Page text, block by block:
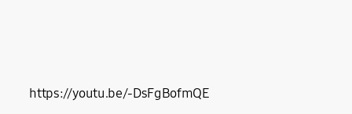
https://youtu.be/-DsFgBofmQE